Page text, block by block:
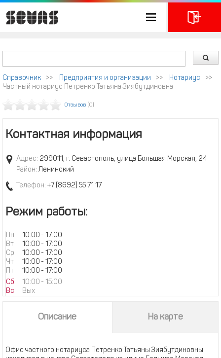
Справочник >> Предприятия и организации >> Нотариус
>>
Частный нотариус Петренко Татьяна Зиябутдиновна
Отзывов (0)
Контактная информация
Адрес: 299011, г. Севастополь, улица Большая Морская, 24
Район: Ленинский
Телефон: +7 (8692) 55 71 17
Режим работы:
Пн 10:00 - 17:00
Вт
10:00 - 17:00
Ср
10:00 - 17:00
Чт
10:00 - 17:00
Пт
10:00 - 17:00
Сб
10:00 - 15:00
Вс
Вых
Описание На карте
Офис частного нотариуса Петренко Татьяны Зиябутдиновны